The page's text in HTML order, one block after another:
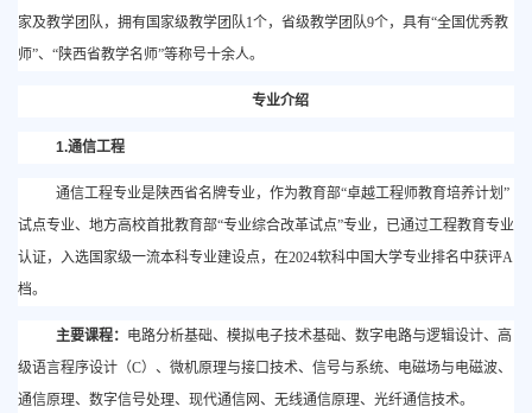
家及教学团队，拥有国家级教学团队1个，省级教学团队9个，具有“全国优秀教
师”、“陕西省教学名师”等称号十余人。
专业介绍
1.通信工程
通信工程专业是陕西省名牌专业，作为教育部“卓越工程师教育培养计划”
试点专业、地方高校首批教育部“专业综合改革试点”专业，已通过工程教育专业
认证，入选国家级一流本科专业建设点，在2024软科中国大学专业排名中获评A
档。
主要课程： 电路分析基础、模拟电子技术基础、数字电路与逻辑设计、高
级语言程序设计（C）、微机原理与接口技术、信号与系统、电磁场与电磁波、
通信原理、数字信号处理、现代通信网、无线通信原理、光纤通信技术。